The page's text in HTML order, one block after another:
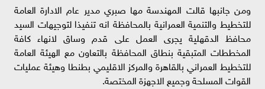
ومن جانبها قالت المهندسة مها صبري مدير عام الادارة العامة
للتخطيط والتنمية العمرانية بالمحافظة انه تنفيذا لتوجيهات السيد
محافظ الدقهلية يجرى العمل على قدم وساق لانهاء كافة
المخططات المتبقية بنطاق المحافظة بالتعاون مع الهيئة العامة
للتخطيط العمراني بالقاهرة والمركز الاقليمي بطنطا وهيئة عمليات
القوات المسلحة وجميع الاجهزة المختصة.